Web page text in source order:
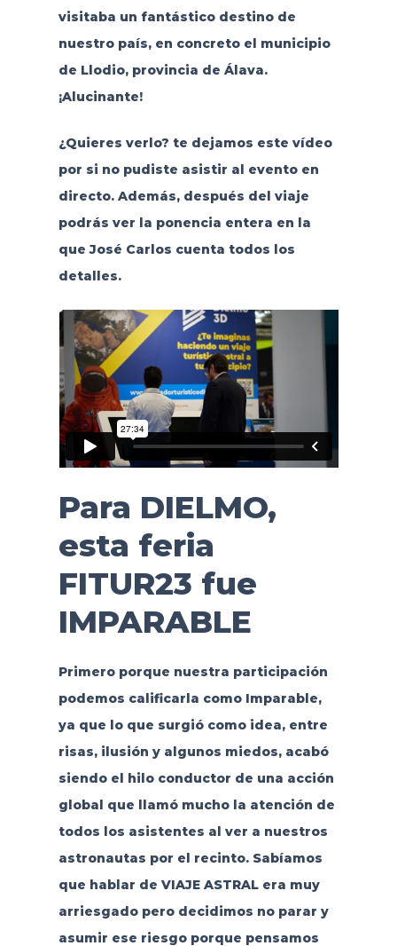
visitaba un fantástico destino de
nuestro país, en concreto el municipio
de Llodio, provincia de Álava.
¡Alucinante!
¿Quieres verlo? te dejamos este vídeo
por si no pudiste asistir al evento en
directo. Además, después del viaje
podrás ver la ponencia entera en la
que José Carlos cuenta todos los
detalles.
Para DIELMO,
esta feria
FITUR23 fue
IMPARABLE
Primero porque nuestra participación
podemos calificarla como Imparable,
ya que lo que surgió como idea, entre
risas, ilusión y algunos miedos, acabó
siendo el hilo conductor de una acción
global que llamó mucho la atención de
todos los asistentes al ver a nuestros
astronautas por el recinto. Sabíamos
que hablar de VIAJE ASTRAL era muy
arriesgado pero decidimos no parar y
asumir ese riesgo porque pensamos